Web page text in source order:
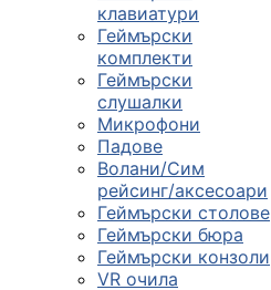
клавиатури
Геймърски
комплекти
Геймърски
слушалки
Микрофони
Падове
Волани/Сим
рейсинг/аксесоари
Геймърски столове
Геймърски бюра
Геймърски конзоли
VR очила